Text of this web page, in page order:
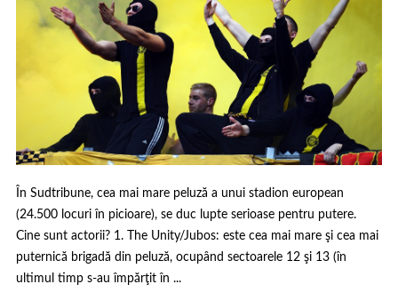
În Sudtribune, cea mai mare peluză a unui stadion european
(24.500 locuri în picioare), se duc lupte serioase pentru putere.
Cine sunt actorii? 1. The Unity/Jubos: este cea mai mare şi cea mai
puternică brigadă din peluză, ocupând sectoarele 12 şi 13 (în
ultimul timp s-au împărţit în ...